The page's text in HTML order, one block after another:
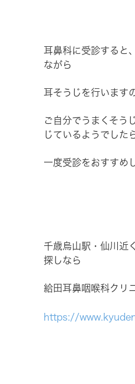
耳鼻科に受診すると
ながら
耳そうじを行います
ご自分でうまくそう
じているようでした
一度受診をおすすめ
千歳烏山駅・仙川近
探しなら
給田耳鼻咽喉科クリ
https://